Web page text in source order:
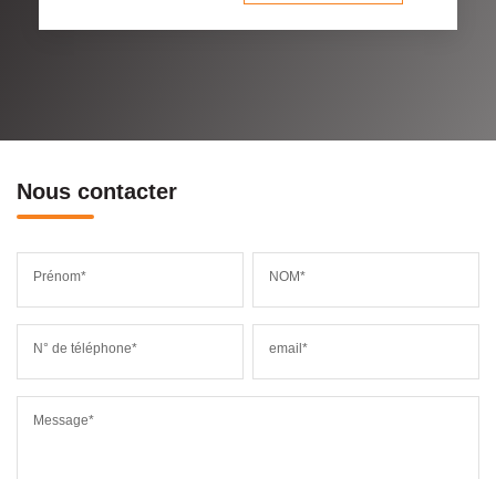
Nous contacter
Prénom* NOM*
N° de téléphone* email*
Message*